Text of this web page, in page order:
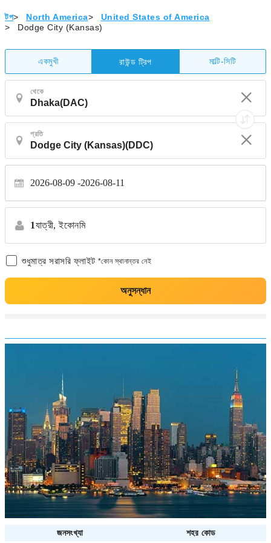
টপ> North America>
United States of America
>
Dodge City (Kansas)
একমুখী রাউন্ড ট্রিপ মাল্টি-সিটি
থেকে
প্রতি
2026-08-09 2026-08-11
1যাত্রী, ইকোনমি
শুধুমাত্র সরাসরি ফ্লাইট *কোন স্থানান্তর নেই
অনুসন্ধান
জনসংখ্যা শহর কোড